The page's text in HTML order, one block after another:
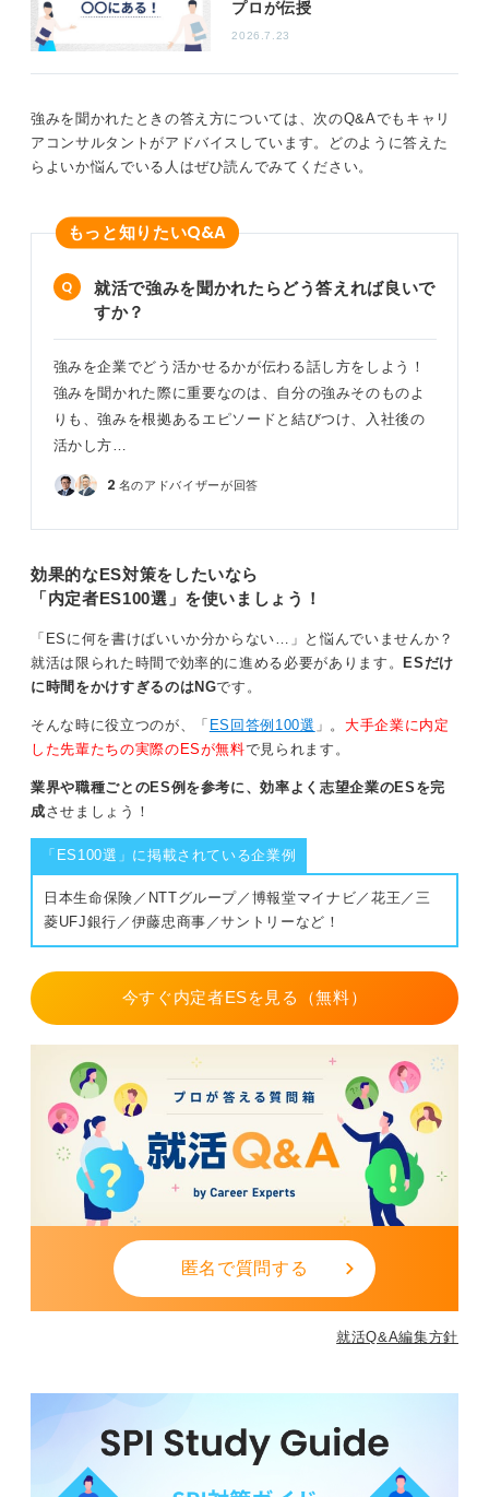
自分の強みを明確にして、伝えることができるようにし
ておくことが大切です。
プロが伝授
2026.7.23
強みを聞かれたときの答え方については、次のQ&Aでもキャリ
アコンサルタントがアドバイスしています。どのように答えた
らよいか悩んでいる人はぜひ読んでみてください。
もっと知りたいQ&A
就活で強みを聞かれたらどう答えれば良いで
すか？
強みを企業でどう活かせるかが伝わる話し方をしよう！
強みを聞かれた際に重要なのは、自分の強みそのものよ
りも、強みを根拠あるエピソードと結びつけ、入社後の
活かし方…
2 名のアドバイザーが回答
効果的なES対策をしたいなら
「内定者ES100選」を使いましょう！
「ESに何を書けばいいか分からない…」と悩んでいませんか？
就活は限られた時間で効率的に進める必要があります。
ESだけ
に時間をかけすぎるのはNGです。
そんな時に役立つのが、「 ES回答例100選 」。 大手企業に内定
した先輩たちの実際のESが無料で見られます。
業界や職種ごとのES例を参考に、効率よく志望企業のESを完
成させましょう！
「ES100選」に掲載されている企業例
日本生命保険／NTTグループ／博報堂マイナビ／花王／三
菱UFJ銀行／伊藤忠商事／サントリーなど！
今すぐ内定者ESを見る（無料）
匿名で質問する
就活Q&A編集方針